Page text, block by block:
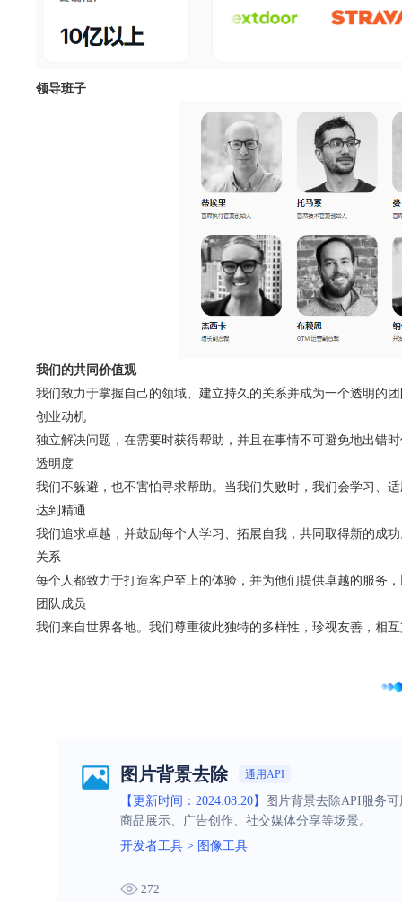
领导班子
我们的共同价值观
我们致力于掌握自己的领域、建立持久的关系并成为一个透明的
创业动机
独立解决问题，在需要时获得帮助，并且在事情不可避免地出错
透明度
我们不躲避，也不害怕寻求帮助。当我们失败时，我们会学习、
达到精通
我们追求卓越，并鼓励每个人学习、拓展自我，共同取得新的成
关系
每个人都致力于打造客户至上的体验，并为他们提供卓越的服务
团队成员
我们来自世界各地。我们尊重彼此独特的多样性，珍视友善，相
图片背景去除 通用API
【更新时间：2024.08.20】
图片背景去除API服务
商品展示、广告创作、社交媒体分享等场景。
开发者工具 > 图像工具
272